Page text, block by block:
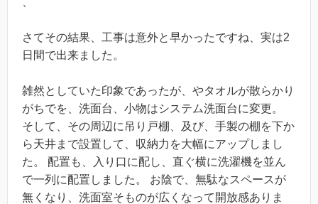
さてその結果、工事は意外と早かったですね、実は2
日間で出来ました。
雑然としていた印象であったが、やタオルが散らかり
がちでを、洗面台、小物はシステム洗面台に変更。
そして、その周辺に吊り戸棚、及び、手製の棚を下か
ら天井まで設置して、収納力を大幅にアップしまし
た。 配置も、入り口に配し、直ぐ横に洗濯機を並ん
で一列に配置しました。 お陰で、無駄なスペースが
無くなり、洗面室そものが広くなって開放感ありま